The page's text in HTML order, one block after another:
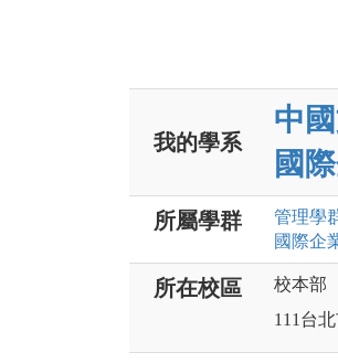
我的學系
中
國
所屬學群 管理學
國際企
所在校區
校本部
111台